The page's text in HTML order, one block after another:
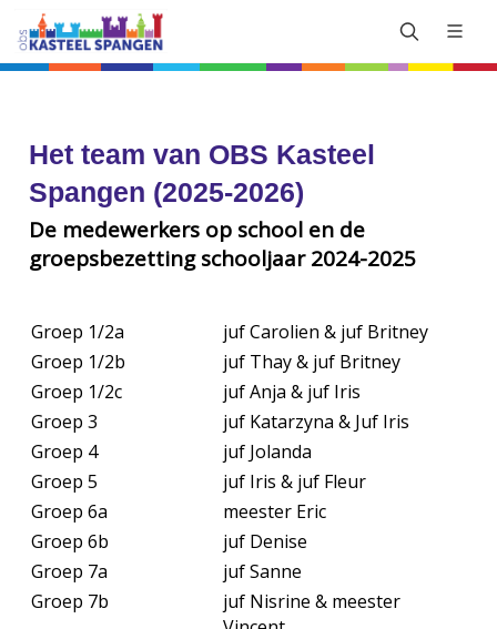
Het team van OBS Kasteel
Spangen (2025-2026)
De medewerkers op school en de
groepsbezetting schooljaar 2024-2025
Groep 1/2a
juf Carolien & juf Britney
Groep 1/2b
juf Thay & juf Britney
Groep 1/2c
juf Anja & juf Iris
Groep 3
juf Katarzyna & Juf Iris
Groep 4
juf Jolanda
Groep 5
juf Iris & juf Fleur
Groep 6a
meester Eric
Groep 6b
juf Denise
Groep 7a
juf Sanne
Groep 7b
juf Nisrine & meester